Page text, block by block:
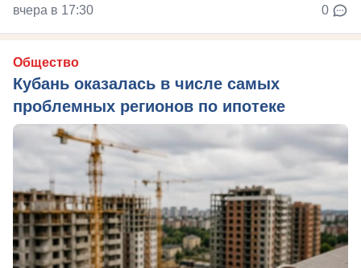
вчера в 17:30 0
Общество
Кубань оказалась в числе самых
проблемных регионов по ипотеке